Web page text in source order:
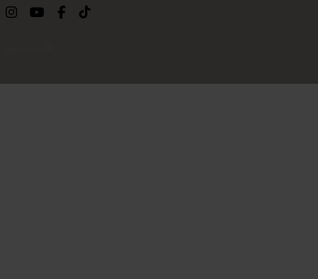
Link a instagram
Link a youtube
Link a facebook
Link a ticktok